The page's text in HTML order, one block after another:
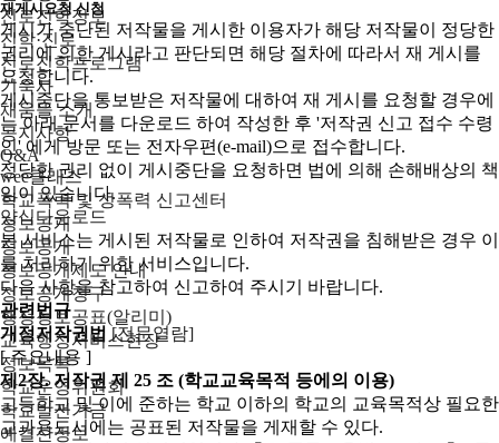
진로진학정보
진학·진로
진로진학프로그램
기숙사
채움뜰 소개
공지사항
Q&A
wee클래스
학교폭력 및 성폭력 신고센터
정보공개
정보공개
정보공개제도 안내
정보공개청구
행정정보공표(알리미)
교육행정서비스현장
정보목록
학교운영위원회
학교발전기금
예결산정보
재게시요청 신청
게시가 중단된 저작물을 게시한 이용자가 해당 저작물이 정당한
권리에 의한 게시라고 판단되면 해당 절차에 따라서 재 게시를
요청합니다.
게시중단을 통보받은 저작물에 대하여 재 게시를 요청할 경우에
는 아래 문서를 다운로드 하여 작성한 후 '저작권 신고 접수 수령
인' 에게 방문 또는 전자우편(e-mail)으로 접수합니다.
정당한 권리 없이 게시중단을 요청하면 법에 의해 손해배상의 책
임이 있습니다.
양식다운로드
본 서비스는 게시된 저작물로 인하여 저작권을 침해받은 경우 이
를 처리하기 위한 서비스입니다.
다음 사항을 참고하여 신고하여 주시기 바랍니다.
관련법규
개정저작권법 [전문열람]
[ 주요내용 ]
제2장. 저작권 제 25 조 (학교교육목적 등에의 이용)
고등학교 및 이에 준하는 학교 이하의 학교의 교육목적상 필요한
교과용도서에는 공표된 저작물을 게재할 수 있다.